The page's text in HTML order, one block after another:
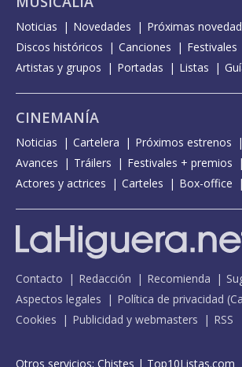
Noticias Novedades
Próximas
Discos históricos
Canciones Festivales
Artistas y grupos
Portadas Listas
CINEMANÍA
Noticias Cartelera Próximos estrenos
Avances
Tráilers
Festivales + premios
Actores y actrices
Carteles Box-office
Contacto Redacción Recomienda
Aspectos legales
Política de privacidad (
Cookies
Publicidad y webmasters RSS
Otros servicios: Chistes | Top10Listas.com